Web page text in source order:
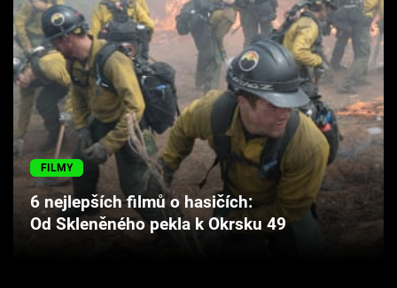
Filmy
Seriály
Hry
Cool Esport
Pořady
FILMY
6 nejlepších filmů o hasičích:
Od Skleněného pekla k Okrsku 49